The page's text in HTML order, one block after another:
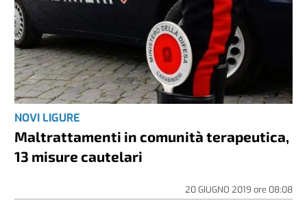
NOVI LIGURE
Maltrattamenti in comunità terapeutica,
13 misure cautelari
20 GIUGNO 2019 ore 08:08